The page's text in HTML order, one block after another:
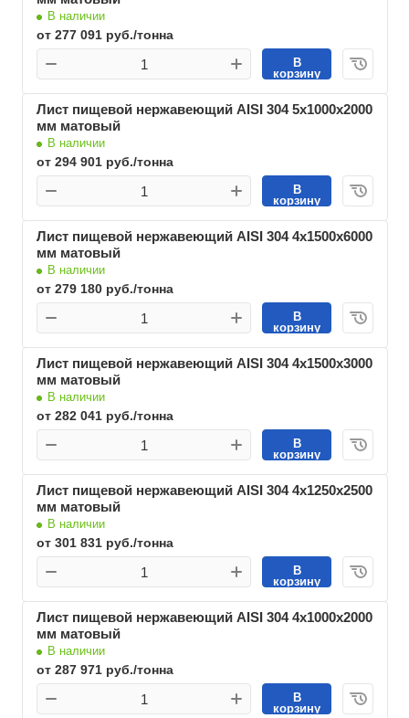
В наличии
от 277 091 руб./тонна
В
корзину
Лист пищевой нержавеющий AISI 304 5х1000х2000
мм матовый
В наличии
от 294 901 руб./тонна
В
корзину
Лист пищевой нержавеющий AISI 304 4х1500х6000
мм матовый
В наличии
от 279 180 руб./тонна
В
корзину
Лист пищевой нержавеющий AISI 304 4х1500х3000
мм матовый
В наличии
от 282 041 руб./тонна
В
корзину
Лист пищевой нержавеющий AISI 304 4х1250х2500
мм матовый
В наличии
от 301 831 руб./тонна
В
корзину
Лист пищевой нержавеющий AISI 304 4х1000х2000
мм матовый
В наличии
от 287 971 руб./тонна
В
корзину